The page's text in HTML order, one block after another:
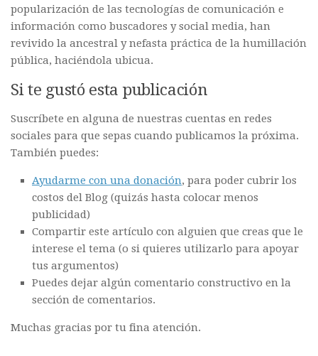
popularización de las tecnologías de comunicación e
información como buscadores y social media, han
revivido la ancestral y nefasta práctica de la humillación
pública, haciéndola ubicua.
Si te gustó esta publicación
Suscríbete en alguna de nuestras cuentas en redes
sociales para que sepas cuando publicamos la próxima.
También puedes:
Ayudarme con una donación, para poder cubrir los
costos del Blog (quizás hasta colocar menos
publicidad)
Compartir este artículo con alguien que creas que le
interese el tema (o si quieres utilizarlo para apoyar
tus argumentos)
Puedes dejar algún comentario constructivo en la
sección de comentarios.
Muchas gracias por tu fina atención.